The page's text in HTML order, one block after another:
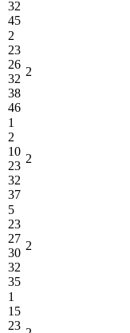
32
45
2
23
26
32
38
46
2
1
2
10
23
32
37
2
5
23
27
30
32
35
2
1
15
23